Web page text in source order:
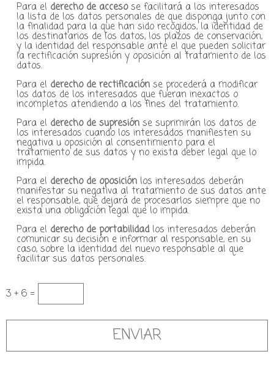
Para el derecho de accesose facilitará a los interesados
la lista de los datos personales de que disponga junto con
la finalidad para la que han sido recogidos, la identidad de
los destinatarios de los datos, los plazos de conservación,
y la identidad del responsable ante el que pueden solicitar
la rectificación supresión y oposición al tratamiento de los
datos.
Para el derecho de rectificaciónse procederá a modificar
los datos de los interesados que fueran inexactos o
incompletos atendiendo a los fines del tratamiento.
Para el derecho de supresiónse suprimirán los datos de
los interesados cuando los interesados manifiesten su
negativa u oposición al consentimiento para el
tratamiento de sus datos y no exista deber legal que lo
impida.
Para el derecho de oposiciónlos interesados deberán
manifestar su negativa al tratamiento de sus datos ante
el responsable, que dejará de procesarlos siempre que no
exista una obligación legal que lo impida.
Para el derecho de portabilidadlos interesados deberán
comunicar su decisión e informar al responsable, en su
caso, sobre la identidad del nuevo responsable al que
facilitar sus datos personales.
3 + 6 =